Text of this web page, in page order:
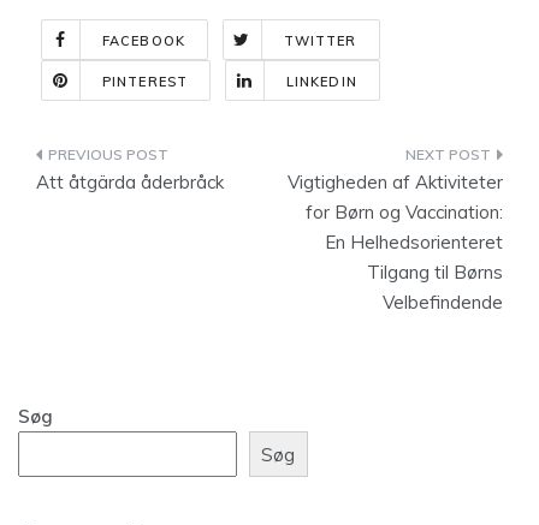
FACEBOOK TWITTER
PINTEREST LINKEDIN
Indlægsnavigation
Att åtgärda åderbråck
Vigtigheden af Aktiviteter
for Børn og Vaccination:
En Helhedsorienteret
Tilgang til Børns
Velbefindende
Søg
Søg